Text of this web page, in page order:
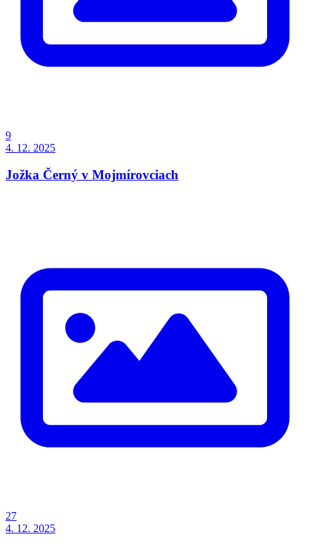
9
4. 12. 2025
Jožka Černý v Mojmírovciach
27
4. 12. 2025